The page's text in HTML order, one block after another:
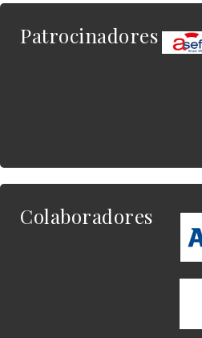
Patrocinadores
Colaboradores